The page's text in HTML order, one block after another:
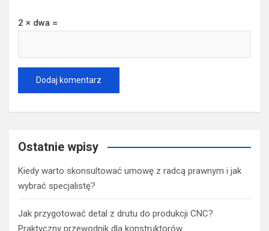
2 × dwa =
Ostatnie wpisy
Kiedy warto skonsultować umowę z radcą prawnym i jak
wybrać specjalistę?
Jak przygotować detal z drutu do produkcji CNC?
Praktyczny przewodnik dla konstruktorów